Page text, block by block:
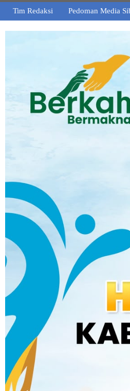
Tim Redaksi Pedoman Media